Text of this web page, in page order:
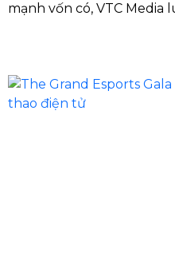
mạnh vốn có, VTC